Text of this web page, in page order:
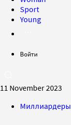
Sport
Young
Войти
11 November 2023
Миллиардеры